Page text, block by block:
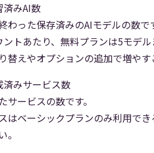
済みAI数
わった保存済みのAIモデルの数で
ントあたり、無料プランは5モデ
替えやオプションの追加で増やす
済みサービス数
サービスの数です。
はベーシックプランのみ利用で
。